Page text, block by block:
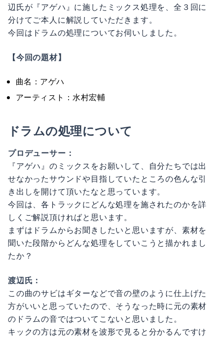
辺氏が『アゲハ』に施したミックス処理を、全３回に
分けてご本人に解説していただきます。
今回はドラムの処理についてお伺いしました。
【今回の題材】
曲名：アゲハ
アーティスト：水村宏輔
ドラムの処理について
プロデューサー：
『アゲハ』のミックスをお願いして、自分たちでは出
せなかったサウンドや目指していたところの色んな引
き出しを開けて頂いたなと思っています。
今回は、各トラックにどんな処理を施されたのかを詳
しくご解説頂ければと思います。
まずはドラムからお聞きしたいと思いますが、素材を
聞いた段階からどんな処理をしていこうと描かれまし
たか？
渡辺氏：
この曲のサビはギターなどで音の壁のように仕上げた
方がいいと思っていたので、そうなった時に元の素材
のドラムの音ではついてこないと思いました。
キックの方は元の素材を波形で見ると分かるんですけ